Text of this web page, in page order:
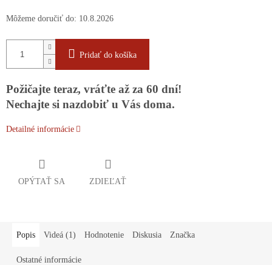
Môžeme doručiť do: 10.8.2026
Pridať do košíka
Požičajte teraz, vráťte až za 60 dní!
Nechajte si nazdobiť u Vás doma.
Detailné informácie
OPÝTAŤ SA ZDIEĽAŤ
Popis Videá (1) Hodnotenie Diskusia Značka
Ostatné informácie